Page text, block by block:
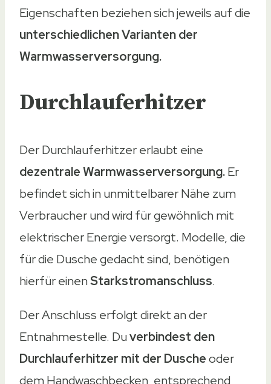
Eigenschaften beziehen sich jeweils auf die
unterschiedlichen Varianten der
Warmwasserversorgung.
Durchlauferhitzer
Der Durchlauferhitzer erlaubt eine
dezentrale Warmwasserversorgung.Er
befindet sich in unmittelbarer Nähe zum
Verbraucher und wird für gewöhnlich mit
elektrischer Energie versorgt. Modelle, die
für die Dusche gedacht sind, benötigen
hierfür einenStarkstromanschluss.
Der Anschluss erfolgt direkt an der
Entnahmestelle. Duverbindest den
Durchlauferhitzer mit der Duscheoder
dem Handwaschbecken, entsprechend